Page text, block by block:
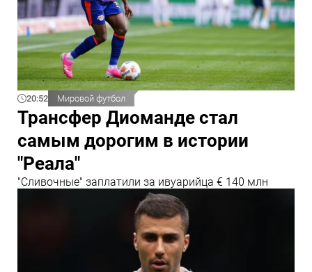
20:52 Мировой футбол
Трансфер Диоманде стал
самым дорогим в истории
"Реала"
"Сливочные" заплатили за ивуарийца € 140 млн